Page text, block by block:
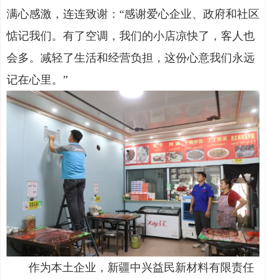
满心感激，连连致谢：“感谢爱心企业、政府和社区
惦记我们。有了空调，我们的小店凉快了，客人也
会多。减轻了生活和经营负担，这份心意我们永远
记在心里。”
作为本土企业，新疆中兴益民新材料有限责任